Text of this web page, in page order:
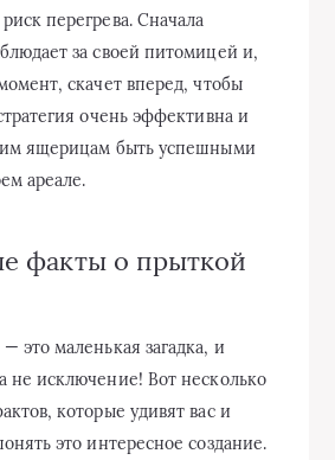
перегрева. Сначала
за своей питомицей и,
скачет вперед, чтобы
очень эффективна и
ящерицам быть успешными
ареале.
факты о прыткой
это маленькая загадка, и
не исключение! Вот несколько
которые удивят вас и
это интересное создание.